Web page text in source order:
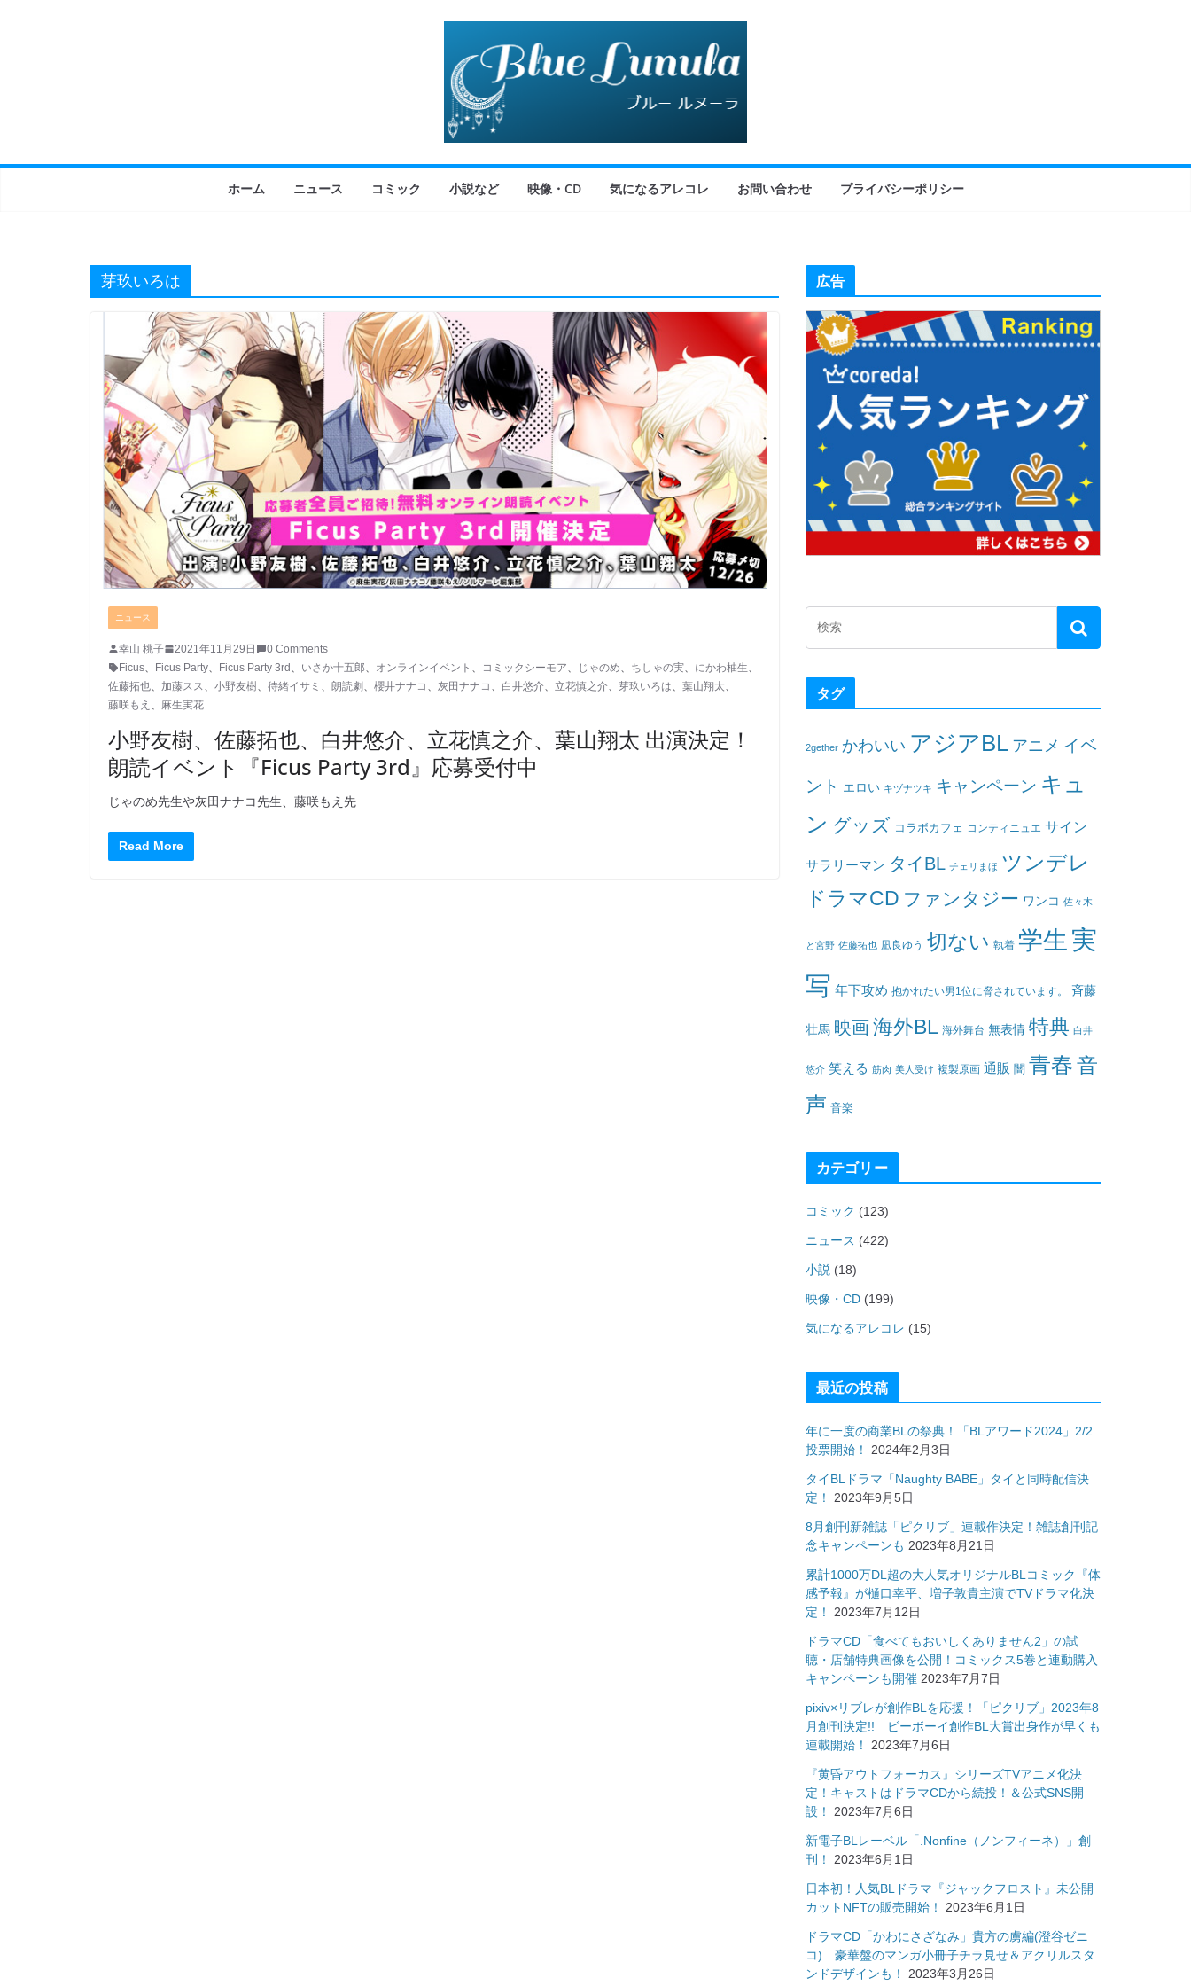
ホーム ニュース コミック 小説など 映像・CD 気になるアレコレ お問い合わせ プライバシーポリシー
芽玖いろは
ニュース
幸山 桃子 2021年11月29日
0 Comments
Ficus
Ficus Party Ficus Party 3rd いさか十五郎 オンラインイベント コミックシーモア じゃのめ ちしゃの実 にかわ柚生
佐藤拓也
加藤スス 小野友樹 待緒イサミ 朗読劇 櫻井ナナコ 灰田ナナコ 白井悠介 立花慎之介 芽玖いろは 葉山翔太
藤咲もえ
麻生実花
小野友樹、佐藤拓也、白井悠介、立花慎之介、葉山翔太 出演決定！
朗読イベント『Ficus Party 3rd』応募受付中
じゃのめ先生や灰田ナナコ先生、藤咲もえ先
Read More
広告
タグ
2gether かわいい アジアBL アニメ イベ
ント エロい キヅナツキ キャンペーン キュ
ン グッズ コラボカフェ コンティニュエ サイン
サラリーマン タイBL チェリまほ ツンデレ
ドラマCD ファンタジー ワンコ 佐々木
と宮野 佐藤拓也 凪良ゆう 切ない 執着 学生 実
写 年下攻め 抱かれたい男1位に脅されています。 斉藤
壮馬 映画海外BL 海外舞台 無表情 特典 白井
悠介 笑える 筋肉 美人受け 複製原画 通販 闇 青春音
声 音楽
カテゴリー
コミック (123)
ニュース (422)
小説 (18)
映像・CD (199)
気になるアレコレ (15)
最近の投稿
年に一度の商業BLの祭典！「BLアワード2024」2/2
投票開始！
2024年2月3日
タイBLドラマ「Naughty BABE」タイと同時配信決
定！
2023年9月5日
8月創刊新雑誌「ピクリブ」連載作決定！雑誌創刊記
念キャンペーンも 2023年8月21日
累計1000万DL超の大人気オリジナルBLコミック『体
感予報』が樋口幸平、増子敦貴主演でTVドラマ化決
定！
2023年7月12日
ドラマCD「食べてもおいしくありません2」の試
聴・店舗特典画像を公開！コミックス5巻と連動購入
キャンペーンも開催 2023年7月7日
pixiv×リブレが創作BLを応援！「ピクリブ」2023年8
月創刊決定!! ビーボーイ創作BL大賞出身作が早くも
連載開始！
2023年7月6日
『黄昏アウトフォーカス』シリーズTVアニメ化決
定！キャストはドラマCDから続投！＆公式SNS開
設！
2023年7月6日
新電子BLレーベル「.Nonfine（ノンフィーネ）」創
刊！
2023年6月1日
日本初！人気BLドラマ『ジャックフロスト』未公開
カットNFTの販売開始！
2023年6月1日
ドラマCD「かわにさざなみ」貴方の虜編(澄谷ゼニ
コ) 豪華盤のマンガ小冊子チラ見せ＆アクリルスタ
ンドデザインも！
2023年3月26日